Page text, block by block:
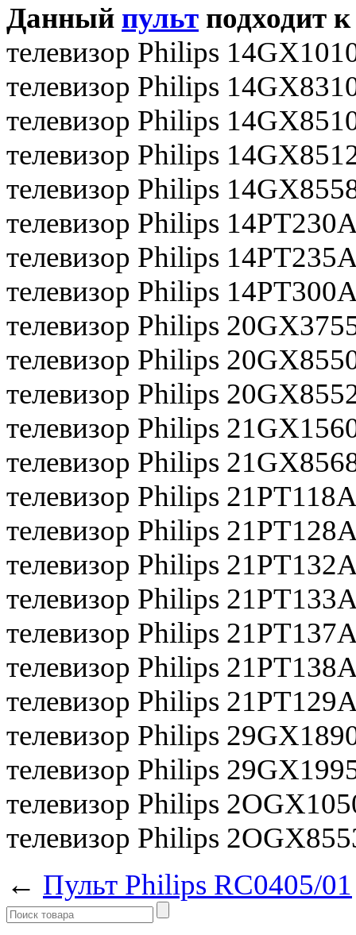
Данный пульт подходит
телевизор Philips
телевизор Philips
телевизор Philips
телевизор Philips
телевизор Philips
телевизор Philips
телевизор Philips
телевизор Philips
телевизор Philips
телевизор Philips
телевизор Philips
телевизор Philips
телевизор Philips
телевизор Philips
телевизор Philips
телевизор Philips
телевизор Philips
телевизор Philips
телевизор Philips
телевизор Philips
телевизор Philips
телевизор Philips
телевизор Philips
телевизор Philips
← Пульт Philips RC0405/01